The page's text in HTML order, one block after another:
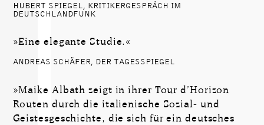
HUBERT SPIEGEL, KRITIKERGESPRÄCH IM
DEUTSCHLANDFUNK
»Eine elegante Studie.«
ANDREAS SCHÄFER, DER TAGESSPIEGEL
»Maike Albath zeigt in ihrer Tour d’Horizon
Routen durch die italienische Sozial- und
Geistesgeschichte, die sich für ein deutsches